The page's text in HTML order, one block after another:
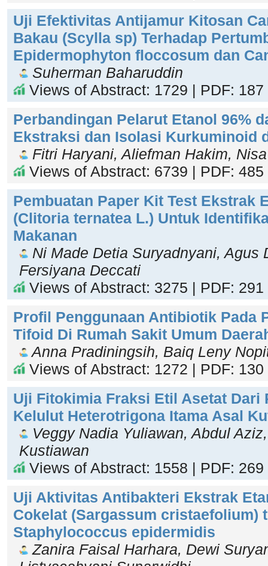
Uji Efektivitas Antijamur Kitosan
Bakau (Scylla sp) Terhadap
Epidermophyton floccosum dan
Suherman Baharuddin
Views of Abstract: 1729 | PDF: 187
Perbandingan Pelarut Etanol 96%
Ekstraksi dan Isolasi Kurkuminoid
Fitri Haryani, Aliefman Hakim,
Views of Abstract: 6739 | PDF: 485
Pembuatan Paper Kit Test Ekstrak
(Clitoria ternatea L.) Untuk
Makanan
Ni Made Detia Suryadnyani, Agus
Fersiyana Deccati
Views of Abstract: 3275 | PDF: 291
Profil Penggunaan Antibiotik Pada
Tifoid Di Rumah Sakit Umum
Anna Pradiningsih, Baiq Leny
Views of Abstract: 1272 | PDF: 130
Uji Fitokimia Fraksi Etil Asetat Dari
Kelulut Heterotrigona Itama Asal
Veggy Nadia Yuliawan, Abdul
Kustiawan
Views of Abstract: 1558 | PDF: 269
Uji Aktivitas Antibakteri Ekstrak
Cokelat (Sargassum cristaefolium)
Staphylococcus epidermidis
Zanira Faisal Harhara, Dewi